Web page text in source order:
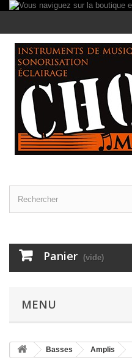
Panier (vide)
MENU
Basses Amplis